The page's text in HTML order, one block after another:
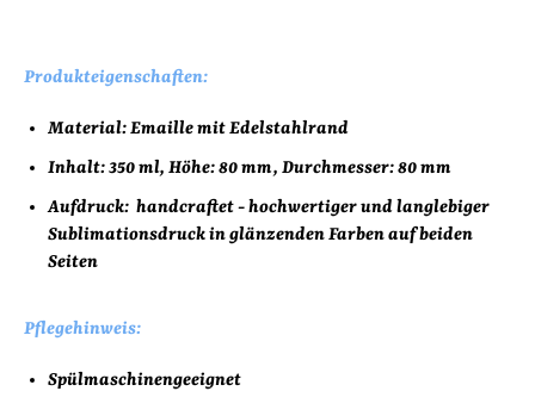
Produkteigenschaften:
Material: Emaille mit Edelstahlrand
Inhalt: 350 ml, Höhe: 80 mm, Durchmesser: 80 mm
Aufdruck: handcraftet - hochwertiger und langlebiger
Sublimationsdruck in glänzenden Farben auf beiden
Seiten
Pflegehinweis:
Spülmaschinengeeignet